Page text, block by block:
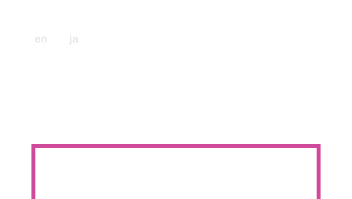
en ja